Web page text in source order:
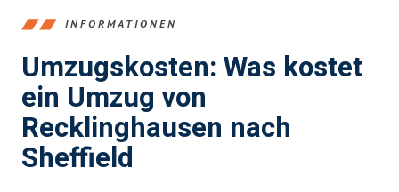
INFORMATIONEN
Umzugskosten: Was kostet
ein Umzug von
Recklinghausen nach
Sheffield